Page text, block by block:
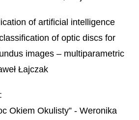
of artificial intelligence
of optic discs for
images – multiparametric
Łajczak
Okiem Okulisty” - Weronika